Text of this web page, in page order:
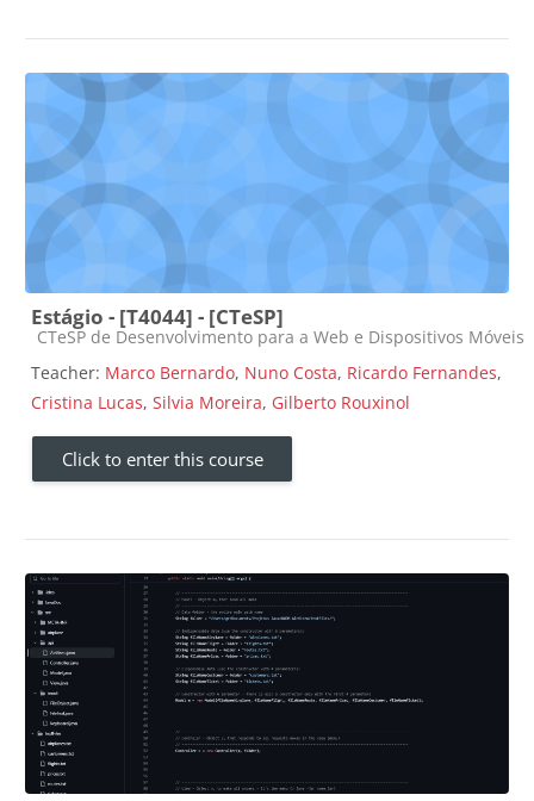
Estágio - [T4044] - [CTeSP]
Course category
CTeSP de Desenvolvimento para a Web e Dispositivos Móveis
Teacher: Marco Bernardo, Nuno Costa, Ricardo Fernandes,
Cristina Lucas, Silvia Moreira, Gilberto Rouxinol
Click to enter this course